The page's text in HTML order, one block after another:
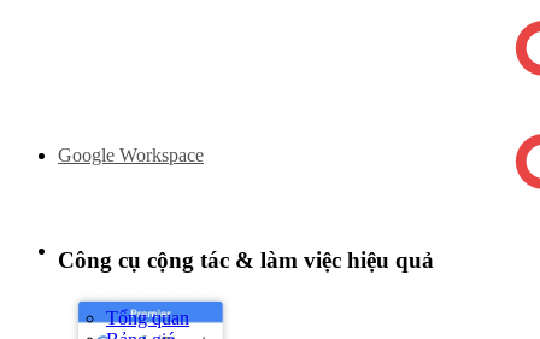
Google Workspace
Công cụ cộng tác & làm việc hiệu quả
Tổng quan